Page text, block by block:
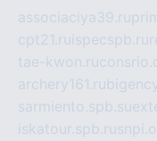
associaciya39.ru
cpt21.ru ispecspb.ru
tae-kwon.ru
archery161.ru
sarmiento.spb.su
iskatour.spb.ru